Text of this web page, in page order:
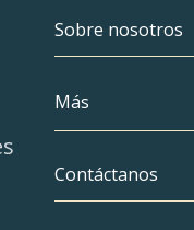
Aries
Tauro
Cáncer
Carta Astral
Famosos
Sobre nosotros
Más
Contáctanos